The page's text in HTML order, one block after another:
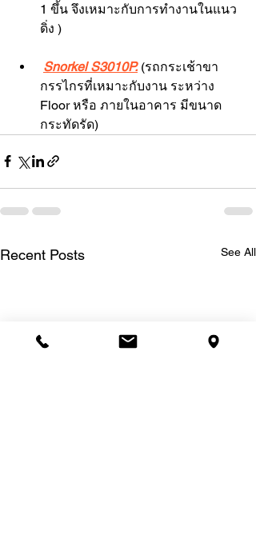
1 ขึ้น จึงเหมาะกับการทำงานในแนว
ดิ่ง )
Snorkel S3010P. (รถกระเช้าขา
กรรไกรที่เหมาะกับงาน ระหว่าง
Floor หรือ ภายในอาคาร มีขนาด
กระทัดรัด)
Recent Posts See All